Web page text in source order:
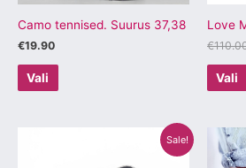
Camo tennised. Suurus 37,38
€19.90
Vali
tootelehel.
Love
€
Vali
Sale!